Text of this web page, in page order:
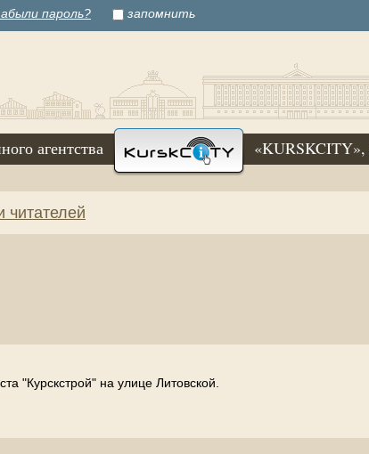
пароль? запомнить
агентства «KURSKCITY»,
читателей
"Курскстрой" на улице Литовской.